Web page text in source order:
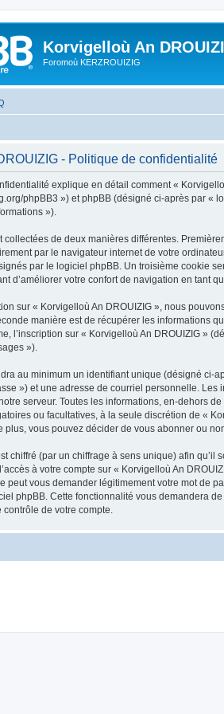
Korvigelloù An
Foromoù KERZROUIZIG
- Politique de confidentialité
explique en détail comment «
phpBB3 ») et phpBB (désigné ci-après par «
»).
collectées de deux manières différentes.
par le navigateur internet de votre
par le logiciel phpBB. Un troisième cookie
d’améliorer votre confort de navigation en tant
sur « Korvigelloù An DROUIZIG », nous
manière est de récupérer les informations
l’inscription sur « Korvigelloù An DROUIZIG »
»).
au minimum un identifiant unique (désigné ci-
») et une adresse de courriel personnelle.
serveur. Toutes les informations, en-dehors
ou facultatives, à la seule discrétion de «
plus, vous pouvez décider de vous abonner ou
chiffré (par un chiffrage à sens unique) afin
à votre compte sur « Korvigelloù An
peut vous demander légitimement votre mot de
phpBB. Cette fonctionnalité vous demandera
de votre compte.